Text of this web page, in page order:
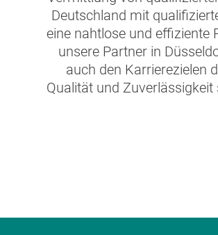
Deutschland mit
eine nahtlose und
unsere Partner in
auch den Karrierezielen
Qualität und